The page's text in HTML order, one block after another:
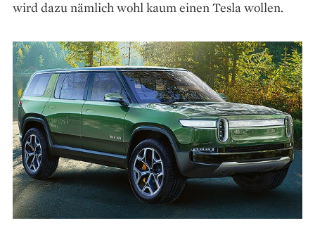
wird dazu nämlich wohl kaum einen Tesla wollen.